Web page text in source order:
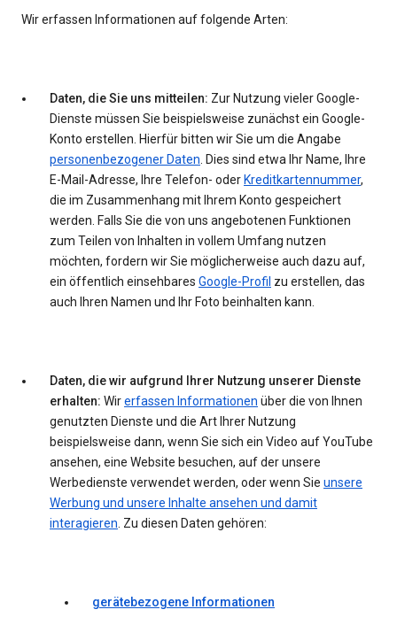
Wir erfassen Informationen auf folgende Arten:
Daten, die Sie uns mitteilen: Zur Nutzung vieler Google-
Dienste müssen Sie beispielsweise zunächst ein Google-
Konto erstellen. Hierfür bitten wir Sie um die Angabe
personenbezogener Daten. Dies sind etwa Ihr Name, Ihre
E-Mail-Adresse, Ihre Telefon- oder Kreditkartennummer,
die im Zusammenhang mit Ihrem Konto gespeichert
werden. Falls Sie die von uns angebotenen Funktionen
zum Teilen von Inhalten in vollem Umfang nutzen
möchten, fordern wir Sie möglicherweise auch dazu auf,
ein öffentlich einsehbares Google-Profil zu erstellen, das
auch Ihren Namen und Ihr Foto beinhalten kann.
Daten, die wir aufgrund Ihrer Nutzung unserer Dienste
erhalten: Wirerfassen Informationen über die von Ihnen
genutzten Dienste und die Art Ihrer Nutzung
beispielsweise dann, wenn Sie sich ein Video auf YouTube
ansehen, eine Website besuchen, auf der unsere
Werbedienste verwendet werden, oder wenn Sie unsere
Werbung und unsere Inhalte ansehen und damit
interagieren. Zu diesen Daten gehören:
gerätebezogene Informationen